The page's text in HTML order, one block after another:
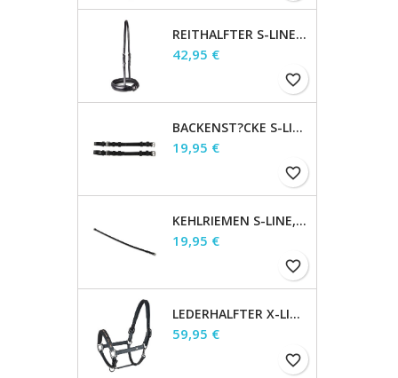
REITHALFTER S-LINE ENGLISCH, SCHWARZ, WB
Preis
42,95 €
favorite_border
BACKENST?CKE S-LINE PAAR MIT SCHNALLEN, BRAUN, WB
Preis
19,95 €
favorite_border
KEHLRIEMEN S-LINE, BRAUN, WB
Preis
19,95 €
favorite_border
LEDERHALFTER X-LINE CRYSTAL, BRAUN/GOLD, PONY
Preis
59,95 €
favorite_border